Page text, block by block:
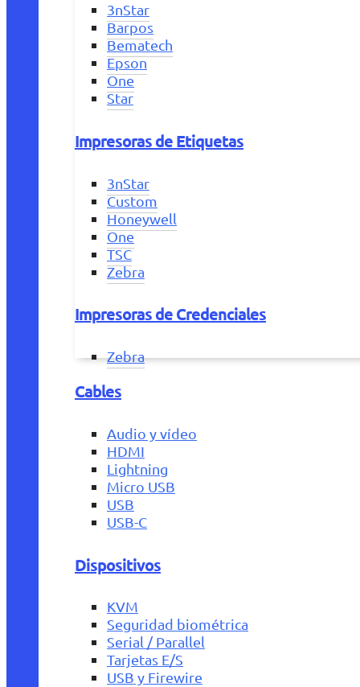
3nStar
Barpos
Bematech
Epson
One
Star
Impresoras de Etiquetas
3nStar
Custom
Honeywell
One
TSC
Zebra
Impresoras de Credenciales
Zebra
Cables
Audio y vídeo
HDMI
Lightning
Micro USB
USB
USB-C
Dispositivos
KVM
Seguridad biométrica
Serial / Parallel
Tarjetas E/S
USB y Firewire